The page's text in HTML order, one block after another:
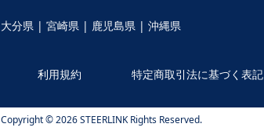
大分県 | 宮崎県 | 鹿児島県 | 沖縄県
利用規約 特定商取引法に基づく表記
Copyright © 2026 STEERLINK Rights Reserved.